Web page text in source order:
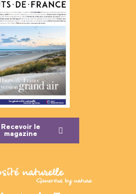
Recevoir le
magazine